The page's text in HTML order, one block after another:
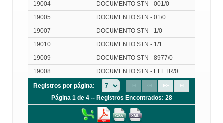
19004
DOCUMENTO STN - 001/0
19005
DOCUMENTO STN - 01/0
19007
DOCUMENTO STN - 1/0
19010
DOCUMENTO STN - 1/1
19009
DOCUMENTO STN - 8977/0
19008
DOCUMENTO STN - ELETR/0
Registros por página:
Página 1 de 4 -- Registros Encontrados: 28